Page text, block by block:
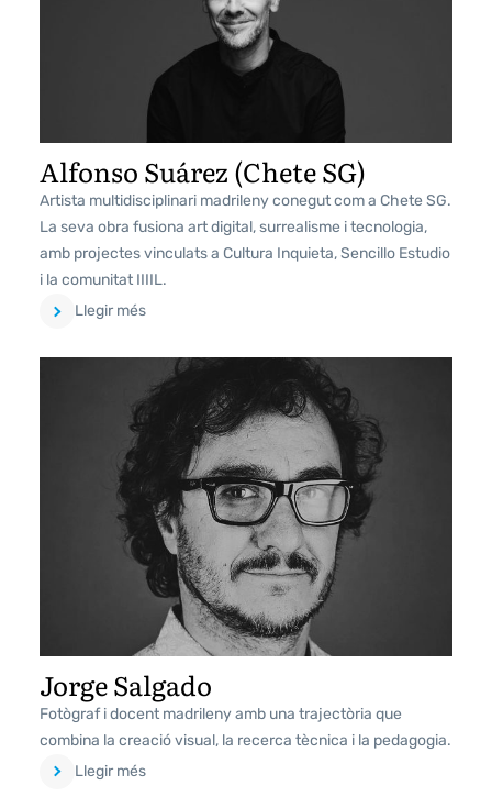
Alfonso Suárez (Chete SG)
Artista multidisciplinari madrileny conegut com a Chete SG.
La seva obra fusiona art digital, surrealisme i tecnologia,
amb projectes vinculats a Cultura Inquieta, Sencillo Estudio
i la comunitat IIIIL.
Llegir més
Jorge Salgado
Fotògraf i docent madrileny amb una trajectòria que
combina la creació visual, la recerca tècnica i la pedagogia.
Llegir més